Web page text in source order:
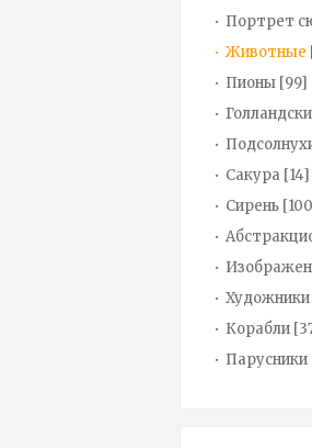
Портрет
Животные
Пионы [99]
Сакура [14]
Сирень
Художники
Корабли
Парусники